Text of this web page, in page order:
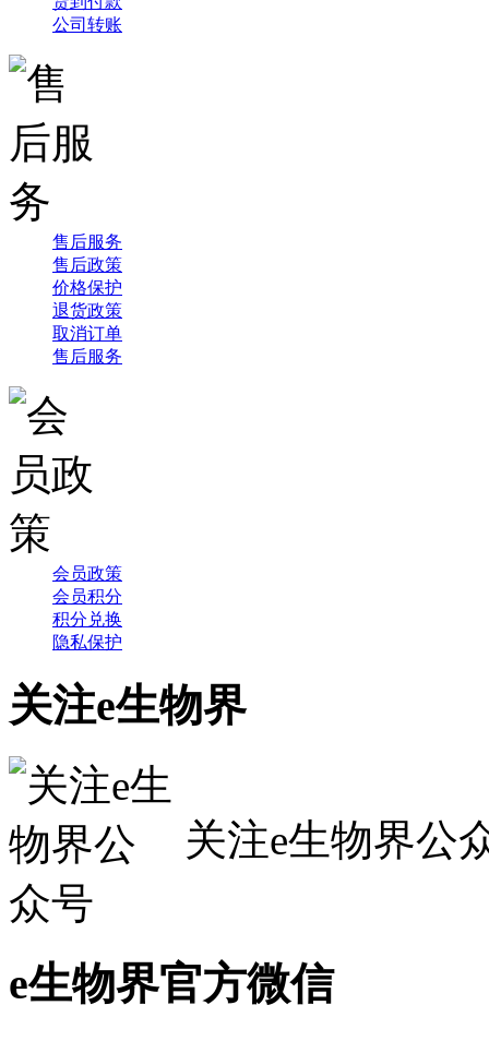
公司转账
售后服务
售后政策
价格保护
退货政策
取消订单
售后服务
会员政策
会员积分
积分兑换
隐私保护
关注e生物界
关注e生物界公
e生物界官方微信